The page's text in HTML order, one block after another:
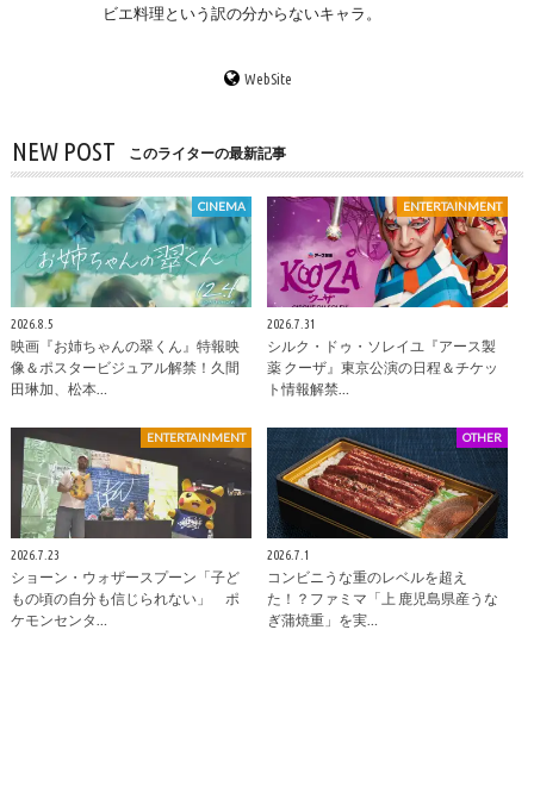
ビエ料理という訳の分からないキャラ。
WebSite
NEW POST このライターの最新記事
CINEMA
2026.8.5
映画『お姉ちゃんの翠くん』特報映
像＆ポスタービジュアル解禁！久間
田琳加、松本…
ENTERTAINMENT
2026.7.31
シルク・ドゥ・ソレイユ『アース製
薬 クーザ』東京公演の日程＆チケッ
ト情報解禁…
ENTERTAINMENT
2026.7.23
ショーン・ウォザースプーン「子ど
もの頃の自分も信じられない」 ポ
ケモンセンタ…
OTHER
2026.7.1
コンビニうな重のレベルを超え
た！？ファミマ「上 鹿児島県産うな
ぎ蒲焼重」を実…